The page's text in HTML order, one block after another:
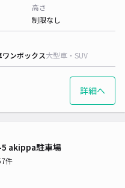
高さ
制限なし
ワンボックス大型車・SUV
詳細へ
akippa駐車場
件